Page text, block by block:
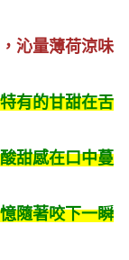
沁量薄荷涼味
有的甘甜在舌
甜感在口中蔓
隨著咬下一瞬